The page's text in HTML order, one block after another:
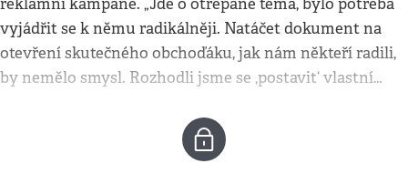
reklamní kampaně. „Jde o otřepané téma, bylo potřeba
vyjádřit se k němu radikálněji. Natáčet dokument na
otevření skutečného obchoďáku, jak nám někteří radili,
by nemělo smysl. Rozhodli jsme se ,postavit‘ vlastní…